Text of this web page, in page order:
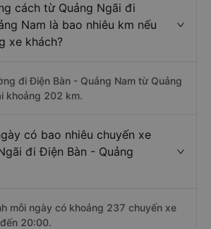
cách từ Quảng Ngãi đi
Nam là bao nhiêu km nếu
xe khách?
đi Điện Bàn - Quảng Nam từ Quảng
khoảng 202 km.
có bao nhiêu chuyến xe
đi Điện Bàn - Quảng
mỗi ngày có khoảng 237 chuyến xe
20:00.